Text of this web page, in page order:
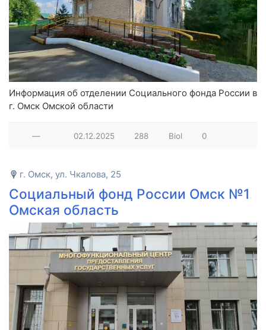
Информация об отделении Социального фонда России в
г. Омск Омской области
— 02.12.2025 288 Biol 0
г. Омск, ул. Чкалова, 25
Социальный фонд России Омск №1
Омская область